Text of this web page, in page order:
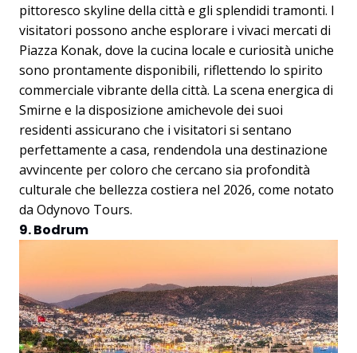
pittoresco skyline della città e gli splendidi tramonti. I
visitatori possono anche esplorare i vivaci mercati di
Piazza Konak, dove la cucina locale e curiosità uniche
sono prontamente disponibili, riflettendo lo spirito
commerciale vibrante della città. La scena energica di
Smirne e la disposizione amichevole dei suoi
residenti assicurano che i visitatori si sentano
perfettamente a casa, rendendola una destinazione
avvincente per coloro che cercano sia profondità
culturale che bellezza costiera nel 2026, come notato
da Odynovo Tours.
9. Bodrum